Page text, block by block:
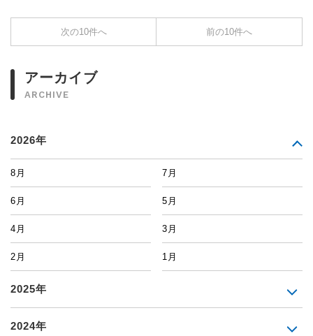
次の10件へ 前の10件へ
アーカイブ
ARCHIVE
2026年
8月 7月
6月 5月
4月 3月
2月 1月
2025年
2024年